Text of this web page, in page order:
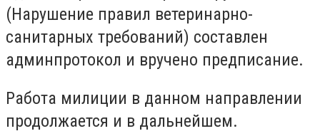
(Нарушение правил ветеринарно-
санитарных требований) составлен
админпротокол и вручено предписание.
Работа милиции в данном направлении
продолжается и в дальнейшем.